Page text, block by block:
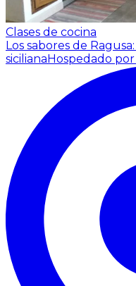
Clases de cocina
Los sabores de
sicilianaHospedado